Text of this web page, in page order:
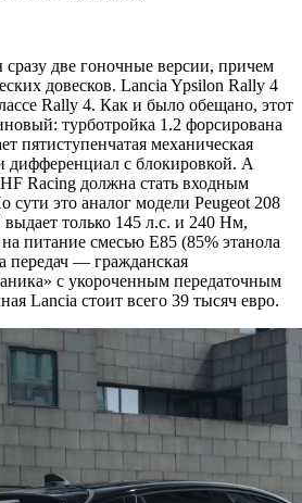
две гоночные версии, причем
довесков. Lancia Ypsilon Rally 4
Rally 4. Как и было обещано, этот
турботройка 1.2 форсирована
пятиступенчатая механическая
дифференциал с блокировкой. А
Racing должна стать входным
сути это аналог модели Peugeot 208
выдает только 145 л.с. и 240 Нм,
питание смесью Е85 (85% этанола
передач — гражданская
с укороченным передаточным
Lancia стоит всего 39 тысяч евро.